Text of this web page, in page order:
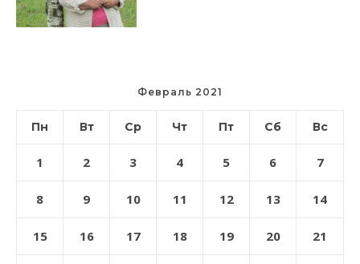
Февраль 2021
Пн Вт Ср Чт Пт Сб Вс
1 2 3 4 5 6 7
8 9 10 11 12 13 14
15 16 17 18 19 20 21